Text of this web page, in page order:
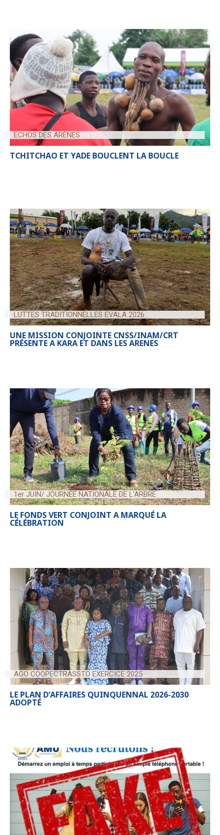
ECHOS DES ARÈNES
TCHITCHAO ET YADE BOUCLENT LA BOUCLE
LUTTES TRADITIONNELLES EVALA 2026
UNE MISSION CONJOINTE CNSS/INAM/CRT
PRÉSENTE A KARA ET DANS LES ARENES
1er JUIN/ JOURNEE NATIONALE DE L'ARBRE
LE FONDS VERT CONJOINT A MARQUÉ LA
CÉLÉBRATION
AGO COOPECTRASSTO EXERCICE 2025
LE PLAN D’AFFAIRES QUINQUENNAL 2026-2030
ADOPTÉ